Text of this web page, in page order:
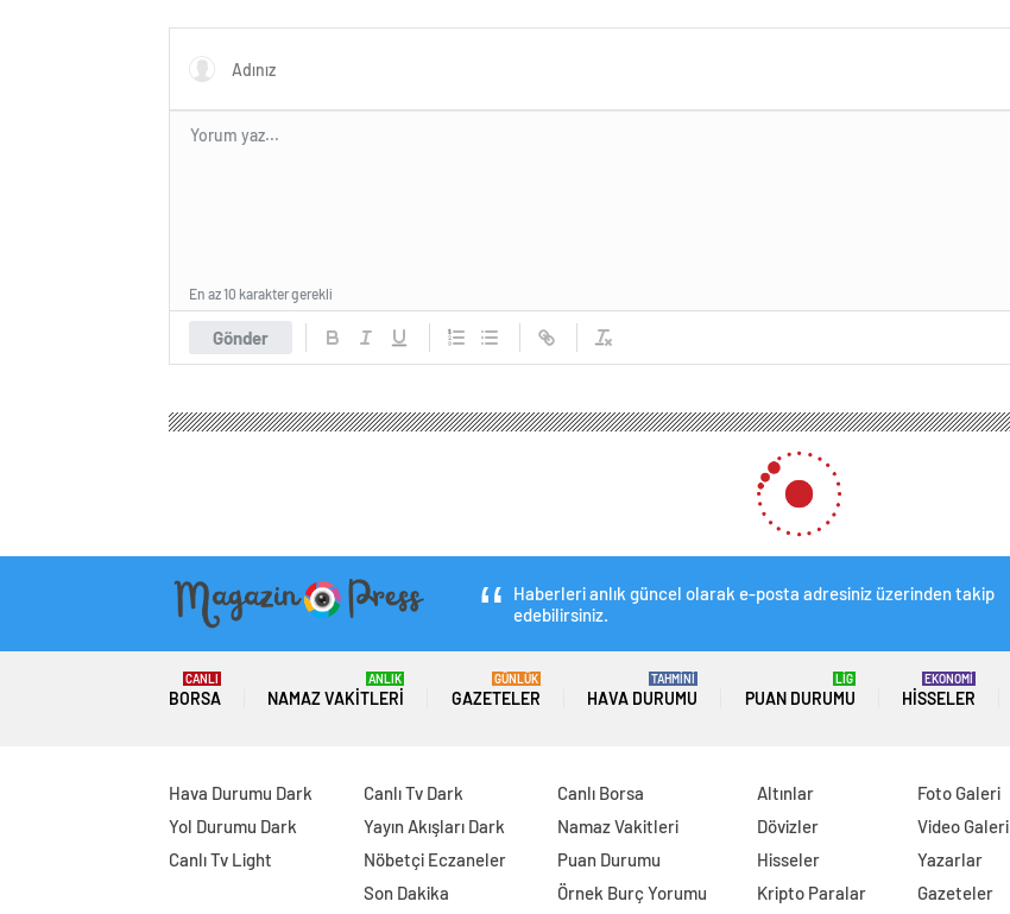
Gönder
En az 10 karakter gerekli
Haberleri anlık güncel olarak e-posta adresiniz üzerinden takip
edebilirsiniz.
BORSA
CANLI
NAMAZ VAKITLERI
ANLIK
GAZETELER
GÜNLÜK
HAVA DURUMU
TAHMİNİ
PUAN DURUMU
LİG
HISSELER
EKONOMİ
Hava Durumu Dark
Yol Durumu Dark
Canlı Tv Light
Canlı Tv Dark
Yayın Akışları Dark
Nöbetçi Eczaneler
Son Dakika
Canlı Borsa
Namaz Vakitleri
Puan Durumu
Örnek Burç Yorumu
Altınlar
Dövizler
Hisseler
Kripto Paralar
Foto Galeri
Video Galeri
Yazarlar
Gazeteler